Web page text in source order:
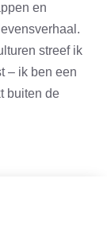
en
streef ik
– ik ben een
buiten de